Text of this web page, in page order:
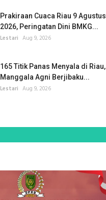
Prakiraan Cuaca Riau 9 Agustus
2026, Peringatan Dini BMKG...
Lestari Aug 9, 2026
165 Titik Panas Menyala di Riau,
Manggala Agni Berjibaku...
Lestari Aug 9, 2026